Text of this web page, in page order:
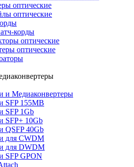
оптические
оптические
корды
оптические
оптические
и Медиаконвертеры
SFP 155MB
SFP 1Gb
SFP+ 10Gb
QSFP 40Gb
для CWDM
для DWDM
SFP GPON